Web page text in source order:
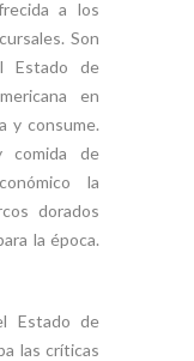
a los
Son
Estado de
en
y consume.
comida de
la
dorados
la época.
Estado de
las críticas